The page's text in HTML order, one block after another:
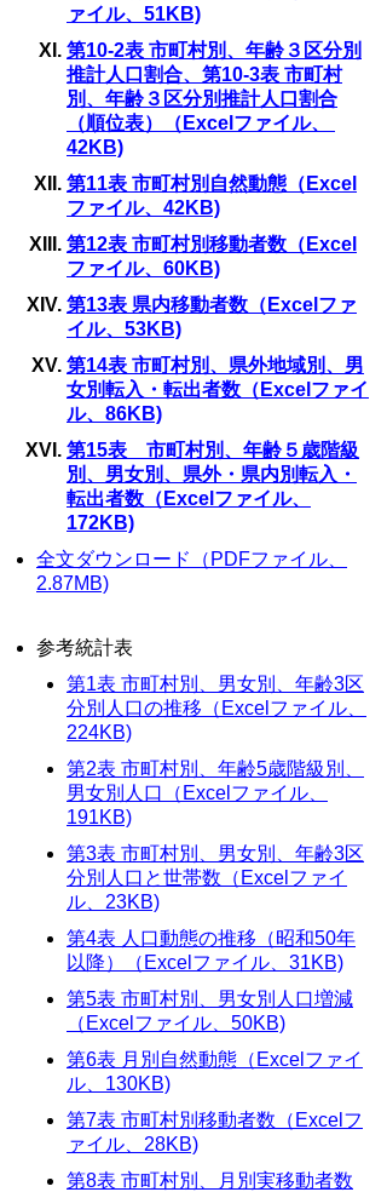
ァイル、51KB)
第10-2表 市町村別、年齢３区分別
推計人口割合、第10-3表 市町村
別、年齢３区分別推計人口割合
（順位表）（Excelファイル、
42KB)
第11表 市町村別自然動態（Excel
ファイル、42KB)
第12表 市町村別移動者数（Excel
ファイル、60KB)
第13表 県内移動者数（Excelファ
イル、53KB)
第14表 市町村別、県外地域別、男
女別転入・転出者数（Excelファイ
ル、86KB)
第15表 市町村別、年齢５歳階級
別、男女別、県外・県内別転入・
転出者数（Excelファイル、
172KB)
全文ダウンロード（PDFファイル、
2.87MB)
参考統計表
第1表 市町村別、男女別、年齢3区
分別人口の推移（Excelファイル、
224KB)
第2表 市町村別、年齢5歳階級別、
男女別人口（Excelファイル、
191KB)
第3表 市町村別、男女別、年齢3区
分別人口と世帯数（Excelファイ
ル、23KB)
第4表 人口動態の推移（昭和50年
以降）（Excelファイル、31KB)
第5表 市町村別、男女別人口増減
（Excelファイル、50KB)
第6表 月別自然動態（Excelファイ
ル、130KB)
第7表 市町村別移動者数（Excelフ
ァイル、28KB)
第8表 市町村別、月別実移動者数